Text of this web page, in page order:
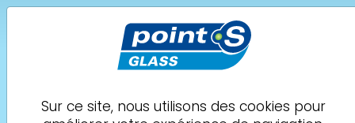
THIMAX ATELIER
Sur ce site, nous utilisons des cookies pour